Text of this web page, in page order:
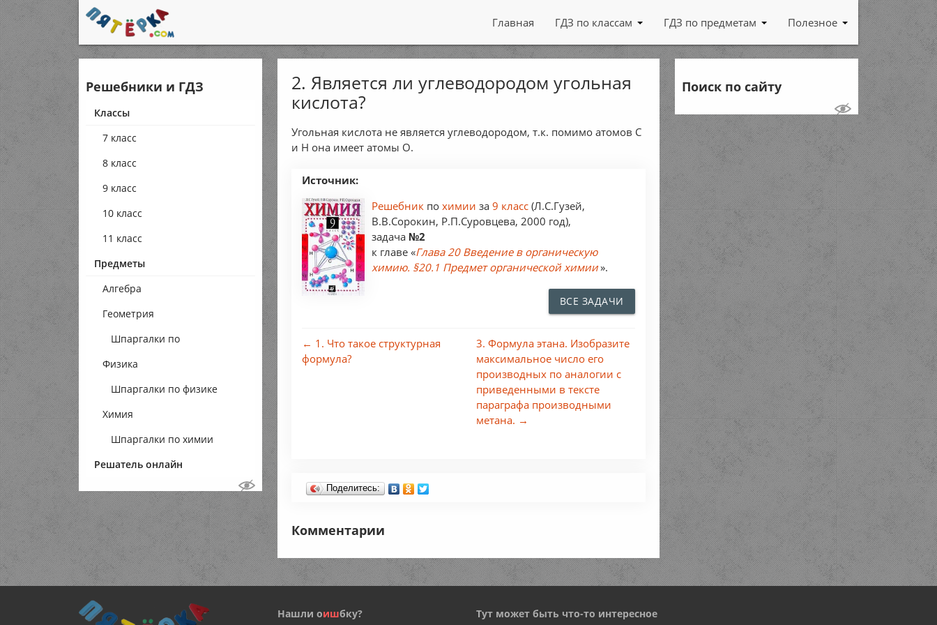
Главная ГДЗ по классам ГДЗ по предметам Полезное
Решебники и ГДЗ
Классы
7 класс
8 класс
9 класс
10 класс
11 класс
Предметы
Алгебра
Геометрия
Шпаргалки по
геометрии
Физика
Шпаргалки по физике
Химия
Шпаргалки по химии
Решатель онлайн
2. Является ли углеводородом угольная
кислота?
Угольная кислота не является углеводородом, т.к. помимо атомов C
и H она имеет атомы О.
Источник:
Решебник похимииза9 класс (Л.С.Гузей,
В.В.Сорокин, Р.П.Суровцева, 2000 год),
задача №2
к главе «Глава 20 Введение в органическую
химию. §20.1 Предмет органической химии».
ВСЕ ЗАДАЧИ
← 1. Что такое структурная
формула?
3. Формула этана. Изобразите
максимальное число его
производных по аналогии с
приведенными в тексте
параграфа производными
метана. →
Поделитесь:
Комментарии
Поиск по сайту
Нашли оишбку? Тут может быть что-то интересное